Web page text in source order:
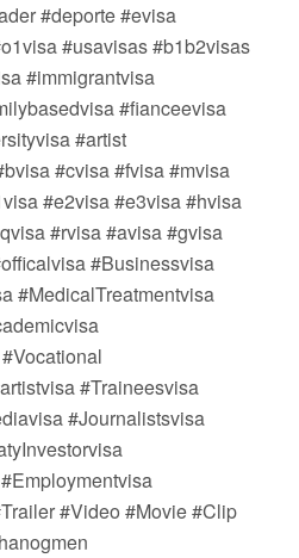
#deporte #evisa
#usavisas #b1b2visas
#immigrantvisa
#fianceevisa
#artist
#cvisa #fvisa #mvisa
#e2visa #e3visa #hvisa
#rvisa #avisa #gvisa
#Businessvisa
#MedicalTreatmentvisa
#Traineesvisa
#Journalistsvisa
#Video #Movie #Clip